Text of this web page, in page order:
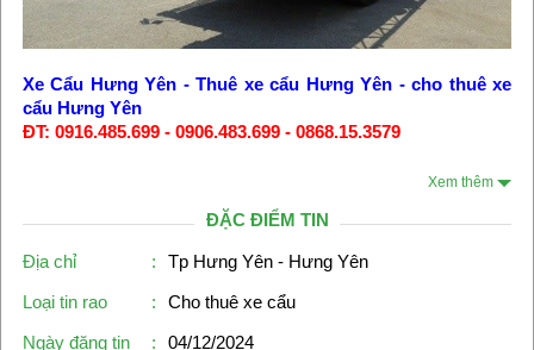
Xe Cẩu Hưng Yên -Thuê xe cẩu Hưng Yên -cho thuê xe
cẩu Hưng Yên
ĐT: 0916.485.699 - 0906.483.699 - 0868.15.3579
Xem thêm
ĐẶC ĐIỂM TIN
Địa chỉ :
Tp Hưng Yên - Hưng Yên
Loại tin rao
:
Cho thuê xe cẩu
Ngày đăng tin
: 04/12/2024